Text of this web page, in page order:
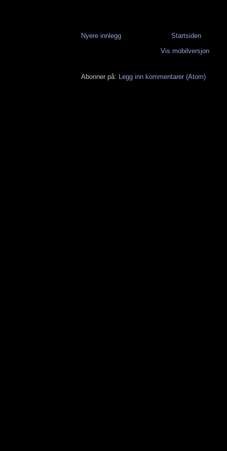
Nyere innlegg
Startsiden
Vis mobilversjon
Abonner på: Legg inn kommentarer (Atom)